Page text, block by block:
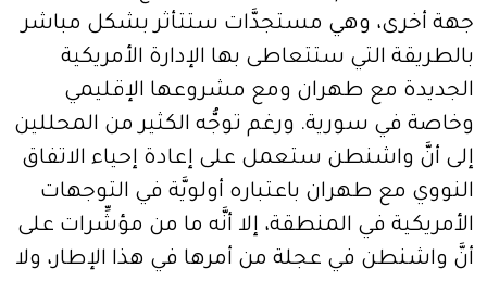
جهة أخرى، وهي مستجدَّات ستتأثر بشكل مباشر
بالطريقة التي ستتعاطى بها الإدارة الأمريكية
الجديدة مع طهران ومع مشروعها الإقليمي
وخاصة في سورية. ورغم توجُّه الكثير من المحللين
إلى أنَّ واشنطن ستعمل على إعادة إحياء الاتفاق
النووي مع طهران باعتباره أولويَّة في التوجهات
الأمريكية في المنطقة، إلا أنَّه ما من مؤشِّرات على
أنَّ واشنطن في عجلة من أمرها في هذا الإطار، ولا